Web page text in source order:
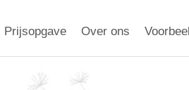
Prijsopgave Over ons